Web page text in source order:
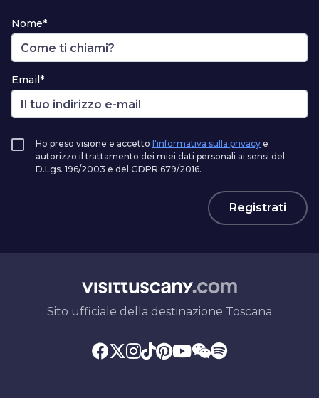
Nome*
Email*
Ho preso visione e accetto l'informativa sulla privacy e
autorizzo il trattamento dei miei dati personali ai sensi del
D.Lgs. 196/2003 e del GDPR 679/2016.
Registrati
Sito ufficiale della destinazione Toscana